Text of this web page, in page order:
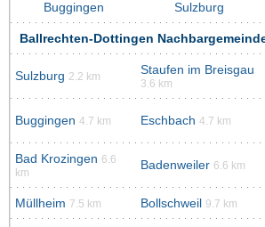
Buggingen Sulzburg
Ballrechten-Dottingen
Sulzburg 2.2 km Staufen im Breisgau
3.6 km
Buggingen 4.7 km Eschbach 4.7 km
Bad Krozingen 6.6
km
Badenweiler 6.6 km
Müllheim 7.5 km Bollschweil 9.7 km